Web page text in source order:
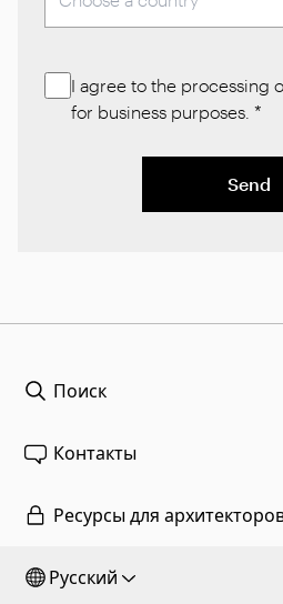
I agree to the processing
for business purposes. *
Send
Поиск
Контакты
Ресурсы для
Русский